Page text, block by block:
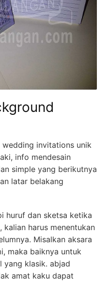
invitations unik
info mendesain
simple yang berikutnya
latar belakang
huruf dan sketsa ketika
kalian harus menentukan
Misalkan aksara
maka baiknya untuk
yang klasik. abjad
amat kaku dapat